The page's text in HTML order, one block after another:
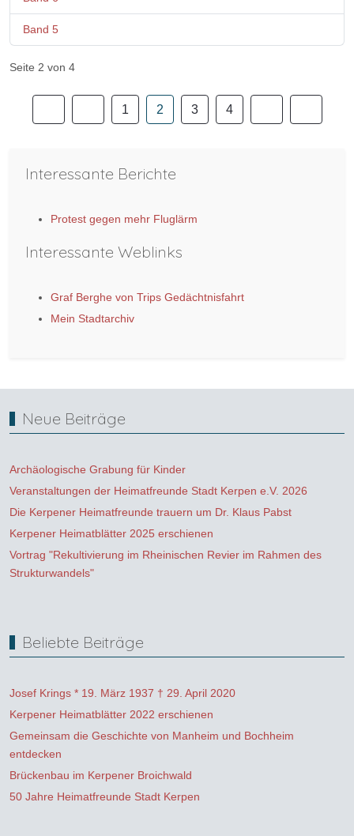
Band 5
Seite 2 von 4
1 2 3 4
Interessante Berichte
Protest gegen mehr Fluglärm
Interessante Weblinks
Graf Berghe von Trips Gedächtnisfahrt
Mein Stadtarchiv
Neue Beiträge
Archäologische Grabung für Kinder
Veranstaltungen der Heimatfreunde Stadt Kerpen e.V. 2026
Die Kerpener Heimatfreunde trauern um Dr. Klaus Pabst
Kerpener Heimatblätter 2025 erschienen
Vortrag "Rekultivierung im Rheinischen Revier im Rahmen des
Strukturwandels"
Beliebte Beiträge
Josef Krings * 19. März 1937 † 29. April 2020
Kerpener Heimatblätter 2022 erschienen
Gemeinsam die Geschichte von Manheim und Bochheim
entdecken
Brückenbau im Kerpener Broichwald
50 Jahre Heimatfreunde Stadt Kerpen